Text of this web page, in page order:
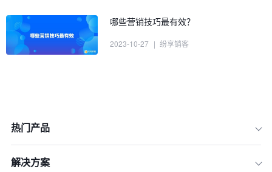
哪些营销技巧最有效？
2023-10-27 | 纷享销客
热门产品
解决方案